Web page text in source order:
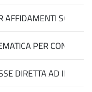
AFFIDAMENTI SOTTO
PER
DIRETTA AD